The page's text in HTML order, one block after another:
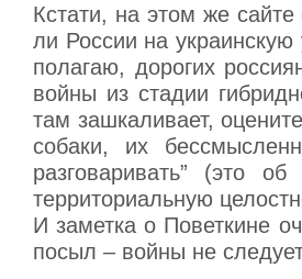
Кстати, на этом же сайте
ли России на
полагаю, дорогих
войны из стадии
там зашкаливает,
собаки, их
разговаривать” (это
территориальную
И заметка о Поветкине
посыл – войны не